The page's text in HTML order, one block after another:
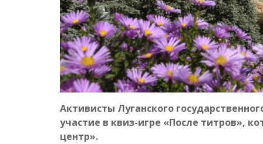
Активисты Луганского
участие в квиз-игре «После титров»,
центр».